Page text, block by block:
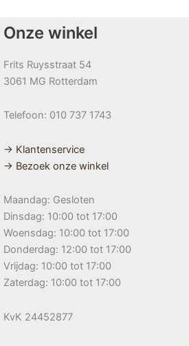
Onze winkel
Frits Ruysstraat 54
3061 MG Rotterdam
Telefoon: 010 737 1743
→ Klantenservice
→ Bezoek onze winkel
Maandag: Gesloten
Dinsdag: 10:00 tot 17:00
Woensdag: 10:00 tot 17:00
Donderdag: 12:00 tot 17:00
Vrijdag: 10:00 tot 17:00
Zaterdag: 10:00 tot 17:00
KvK 24452877